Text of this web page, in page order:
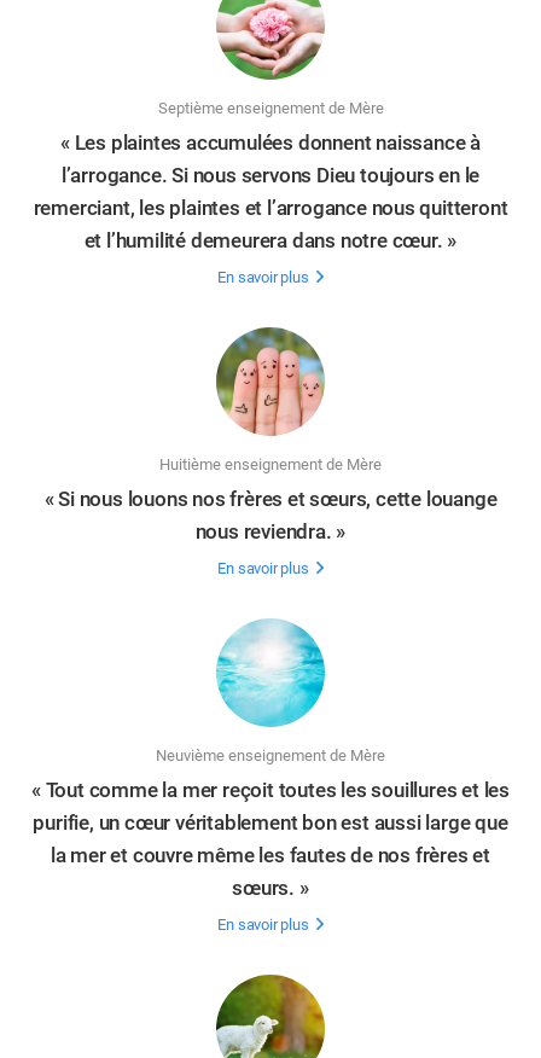
Septième enseignement de Mère
« Les plaintes accumulées donnent naissance à
l’arrogance. Si nous servons Dieu toujours en le
remerciant, les plaintes et l’arrogance nous quitteront
et l’humilité demeurera dans notre cœur. »
En savoir plus
Huitième enseignement de Mère
« Si nous louons nos frères et sœurs, cette louange
nous reviendra. »
En savoir plus
Neuvième enseignement de Mère
« Tout comme la mer reçoit toutes les souillures et les
purifie, un cœur véritablement bon est aussi large que
la mer et couvre même les fautes de nos frères et
sœurs. »
En savoir plus